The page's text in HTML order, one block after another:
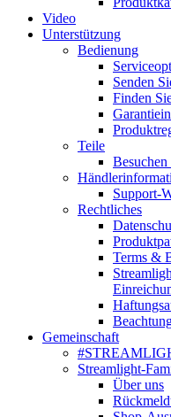
Video
Unterstützung
Bedienung
Senden
Finden
Teile
Support-
Rechtliches
Terms &
Gemeinschaft
Streamlight-
Über uns